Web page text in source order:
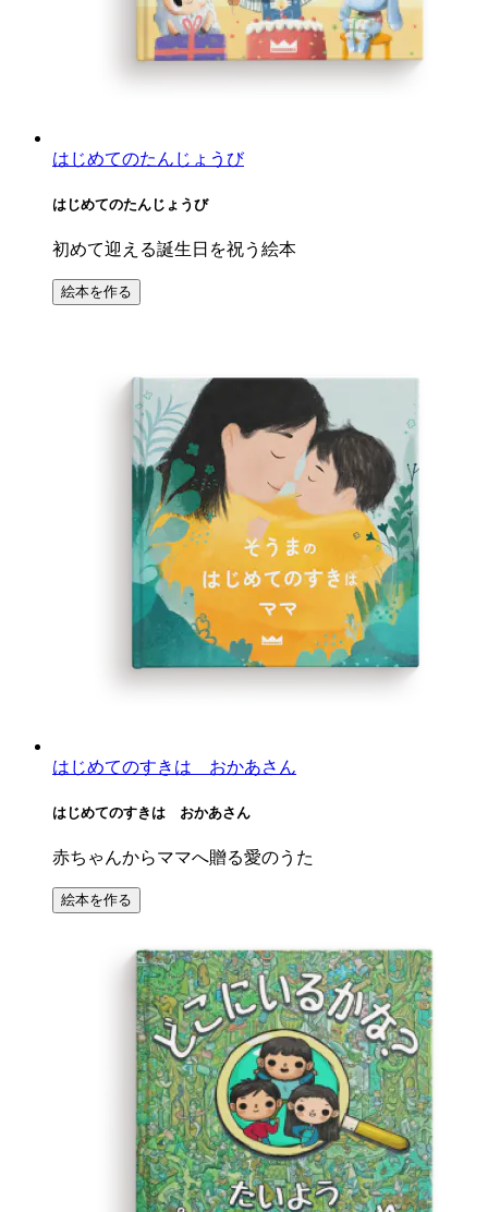
はじめてのたんじょうび
はじめてのたんじょうび
初めて迎える誕生日を祝う絵本
絵本を作る
はじめてのすきは おかあさん
はじめてのすきは おかあさん
赤ちゃんからママへ贈る愛のうた
絵本を作る